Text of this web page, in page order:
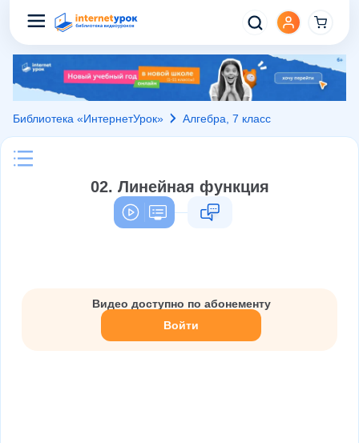
Библиотека «ИнтернетУрок» Алгебра, 7 класс
02. Линейная функция
Видео доступно по абонементу
Войти